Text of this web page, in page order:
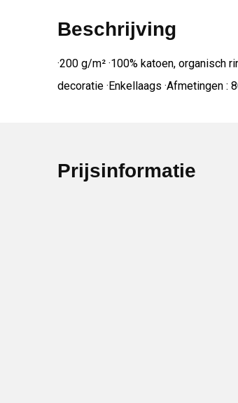
Beschrijving
·200 g/m² ·100% katoen,
decoratie ·Enkellaags ·Afmetingen :
Prijsinformatie